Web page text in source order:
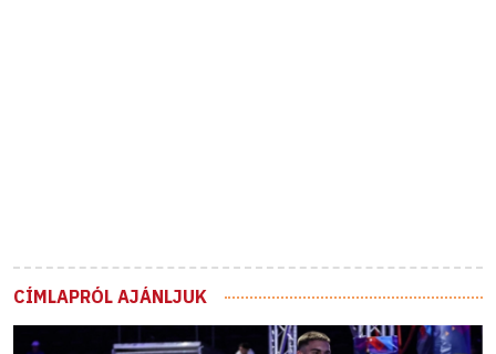
CÍMLAPRÓL AJÁNLJUK